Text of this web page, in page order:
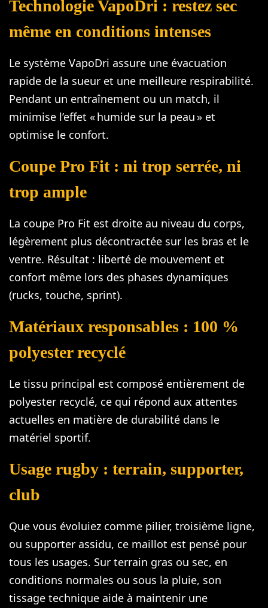
Technologie VapoDri : restez sec
même en conditions intenses
Le système VapoDri assure une évacuation
rapide de la sueur et une meilleure respirabilité.
Pendant un entraînement ou un match, il
minimise l’effet « humide sur la peau » et
optimise le confort.
Coupe Pro Fit : ni trop serrée, ni
trop ample
La coupe Pro Fit est droite au niveau du corps,
légèrement plus décontractée sur les bras et le
ventre. Résultat : liberté de mouvement et
confort même lors des phases dynamiques
(rucks, touche, sprint).
Matériaux responsables : 100 %
polyester recyclé
Le tissu principal est composé entièrement de
polyester recyclé, ce qui répond aux attentes
actuelles en matière de durabilité dans le
matériel sportif.
Usage rugby : terrain, supporter,
club
Que vous évoluiez comme pilier, troisième ligne,
ou supporter assidu, ce maillot est pensé pour
tous les usages. Sur terrain gras ou sec, en
conditions normales ou sous la pluie, son
tissage technique aide à maintenir une